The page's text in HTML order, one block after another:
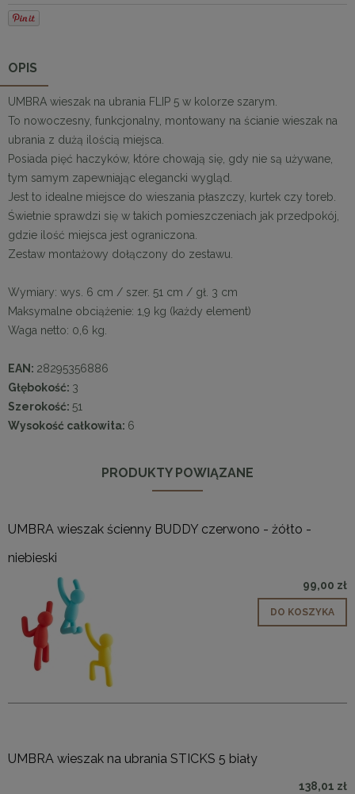
OPIS
UMBRA wieszak na ubrania FLIP 5 w kolorze szarym.
To nowoczesny, funkcjonalny, montowany na ścianie wieszak na
ubrania z dużą ilością miejsca.
Posiada pięć haczyków, które chowają się, gdy nie są używane,
tym samym zapewniając elegancki wygląd.
Jest to idealne miejsce do wieszania płaszczy, kurtek czy toreb.
Świetnie sprawdzi się w takich pomieszczeniach jak przedpokój,
gdzie ilość miejsca jest ograniczona.
Zestaw montażowy dołączony do zestawu.
Wymiary: wys. 6 cm / szer. 51 cm / gł. 3 cm
Maksymalne obciążenie: 1,9 kg (każdy element)
Waga netto: 0,6 kg.
EAN: 28295356886
Głębokość: 3
Szerokość: 51
Wysokość całkowita: 6
PRODUKTY POWIĄZANE
UMBRA wieszak ścienny BUDDY czerwono - żółto -
niebieski
99,00 zł
DO KOSZYKA
UMBRA wieszak na ubrania STICKS 5 biały
138,01 zł